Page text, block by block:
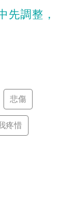
先調整，
悲傷
疼惜